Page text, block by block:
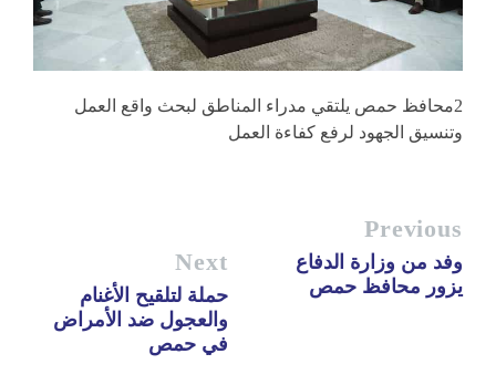
2محافظ حمص يلتقي مدراء المناطق لبحث واقع العمل
وتنسيق الجهود لرفع كفاءة العمل
Previous
وفد من وزارة الدفاع
يزور محافظ حمص
Next
حملة لتلقيح الأغنام
والعجول ضد الأمراض
في حمص